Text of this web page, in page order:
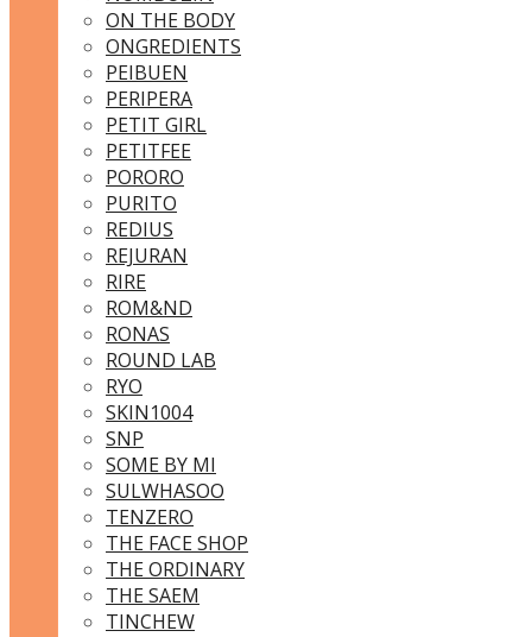
ON THE BODY
ONGREDIENTS
PEIBUEN
PERIPERA
PETIT GIRL
PETITFEE
PORORO
PURITO
REDIUS
REJURAN
RIRE
ROM&ND
RONAS
ROUND LAB
RYO
SKIN1004
SNP
SOME BY MI
SULWHASOO
TENZERO
THE FACE SHOP
THE ORDINARY
THE SAEM
TINCHEW